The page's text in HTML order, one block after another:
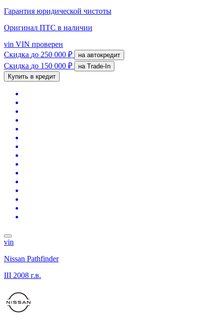
Гарантия юридической чистоты
Оригинал ПТС в наличии
vin VIN проверен
Скидка до 250 000 ₽ на автокредит
Скидка до 150 000 ₽
на Trade-In
Купить в кредит
vin
Nissan Pathfinder
III 2008 г.в.